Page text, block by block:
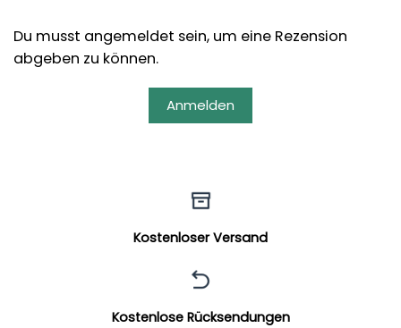
Du musst angemeldet sein, um eine Rezension
abgeben zu können.
Anmelden
Kostenloser Versand
Kostenlose Rücksendungen